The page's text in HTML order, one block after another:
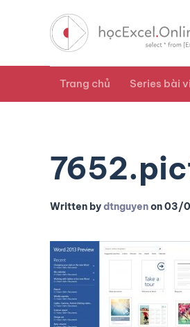
Trang chủ Series bài
Written bydtnguyenon03/